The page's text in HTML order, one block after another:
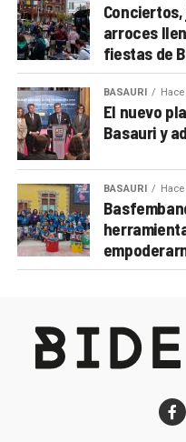
arroces
fiestas de
BASAURI
El nuevo
Basauri y
BASAURI